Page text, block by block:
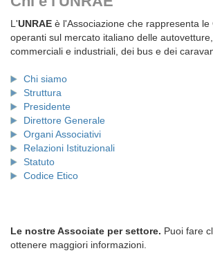
L'UNRAE è l'Associazione che rappresenta le
operanti sul mercato italiano delle
commerciali e industriali, dei bus e dei
Chi siamo
Struttura
Presidente
Direttore Generale
Organi Associativi
Relazioni Istituzionali
Statuto
Codice Etico
Le nostre Associate per settore. Puoi fare
ottenere maggiori informazioni.